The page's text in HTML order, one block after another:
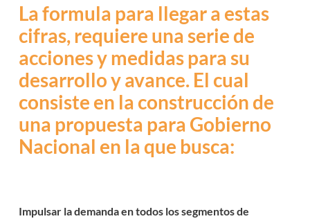
La formula para llegar a estas
cifras, requiere una serie de
acciones y medidas para su
desarrollo y avance. El cual
consiste en la construcción de
una propuesta para Gobierno
Nacional en la que busca:
Impulsar la demanda en todos los segmentos de